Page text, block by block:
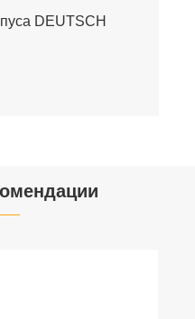
DEUTSCH